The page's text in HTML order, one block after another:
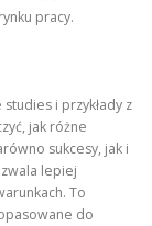
pracy.
i przykłady z
jak różne
sukcesy, jak i
lepiej
To
do